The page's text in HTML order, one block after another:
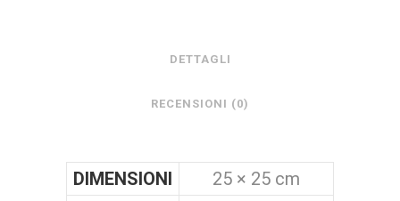
DETTAGLI
RECENSIONI (0)
DIMENSIONI
25 × 25 cm